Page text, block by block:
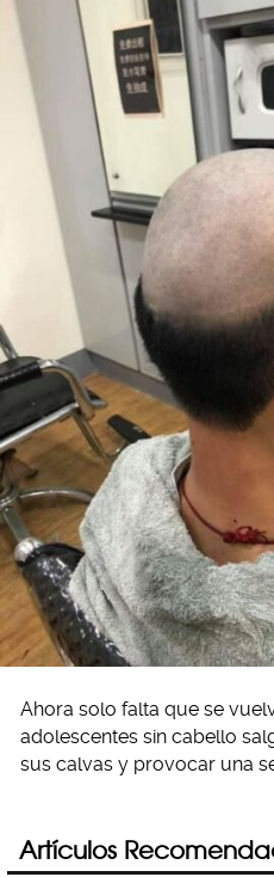
Ahora solo falta que se
adolescentes sin cabello
sus calvas y provocar una
Artículos